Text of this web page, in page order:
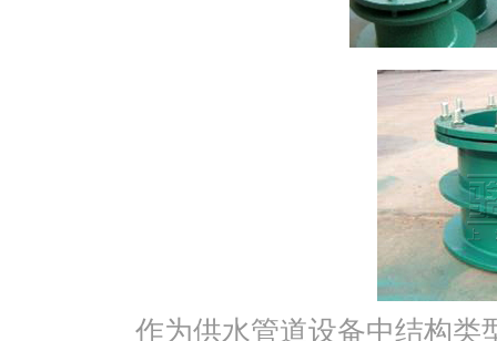
作为供水管道设备中结构类